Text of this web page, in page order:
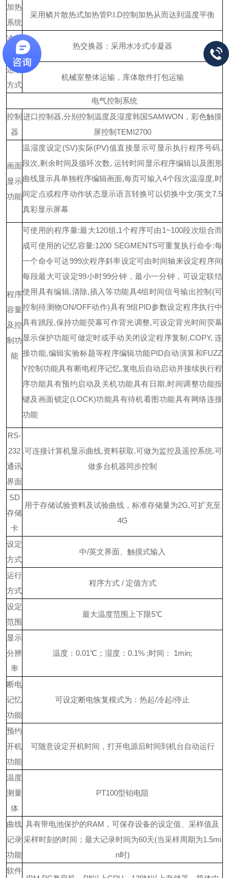
加热
系统
采用鳞片散热式加热管P.I.D控制加热从而达到温度平衡
冷却
系统
热交换器：采用水冷式冷凝器
运输
方式
机械室整体运输，库体散件打包运输
电气控制系统
控制
器
进口控制器,分别控制温度及湿度韩国SAMWON，彩色触摸
屏控制TEMI2700
画面
显示
功能
温湿度设定(SV)实际(PV)值直接显示可显示执行程序号码,
段次,剩余时间及循环次数, 运转时间显示程序编辑以及图形
曲线显示具单独程序编辑画面,每页可输入4个段次温湿度,时
间定点或程序动作状态显示语言转换可以切换中文/英文7.5
真彩显示屏幕
程序
容量
及控
制功
能
可使用的程序量:最大120组,1个程序可由1~100段次组合而
成可使用的记忆容量:1200 SEGMENTS可重复执行命令:每
一个命令可达999次程序斜率设定可由时间轴来设定程序间
每段最大可设定99小时99分钟，最小一分钟，可设定联结
使用具有编辑,清除,插入等功能具4组时间信号输出控制(可
控制待测物ON/OFF动作)具有9组PID参数设定程序执行中
具有跳段,保持功能荧幕可作背光调整,可设定背光时间荧幕
显示保护功能可做定时或手动关闭设定程序复制 ,COPY, 连
接功能,编辑实验标题等程序编辑功能PID自动演算和FUZZ
Y控制功能具有断电程序记忆,复电后自动启动并接续执行程
序功能具有预约启动及关机功能具有日期,时间调整功能按
键及画面锁定(LOCK)功能具有待机看图功能具有网络连接
功能
RS-
232
通讯
界面
.可连接计算机显示曲线,资料获取.可做为监控及遥控系统.可
做多台机器同步控制
SD
存储
卡
用于存储试验资料及试验曲线，标准存储量为2G,可扩充至
4G
设定
方式
中/英文界面、触摸式输入
运行
方式
程序方式 / 定值方式
设定
范围
最大温度范围上下限5℃
显示
分辨
率
温度： 0.01℃；湿度：0.1% ;时间： 1min;
断电
记忆
功能
可设定断电恢复模式为：热起/冷起/停止
预约
开机
功能
可随意设定开机时间，打开电源后时间到机台自动运行
温度
测量
体
PT100型铂电阻
曲线
记录
功能
具有带电池保护的RAM，可保存设备的设定值、采样值及
采样时刻的时间；最大记录时间为60天(当采样周期为1.5mi
n时)
软件